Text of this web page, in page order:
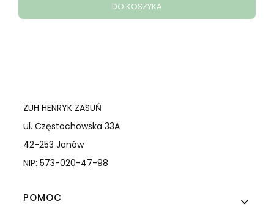
DO KOSZYKA
ZUH HENRYK ZASUŃ
ul. Częstochowska 33A
42-253 Janów
NIP: 573-020-47-98
Linki w stopce
POMOC